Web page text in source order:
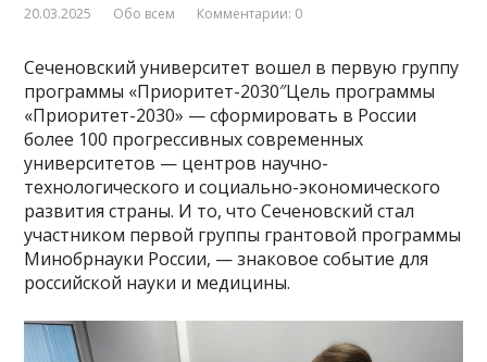
20.03.2025 Обо всем Комментарии: 0
Сеченовский университет вошел в первую группу
программы «Приоритет-2030″Цель программы
«Приоритет-2030» — сформировать в России
более 100 прогрессивных современных
университетов — центров научно-
технологического и социально-экономического
развития страны. И то, что Сеченовский стал
участником первой группы грантовой программы
Минобрнауки России, — знаковое событие для
российской науки и медицины.